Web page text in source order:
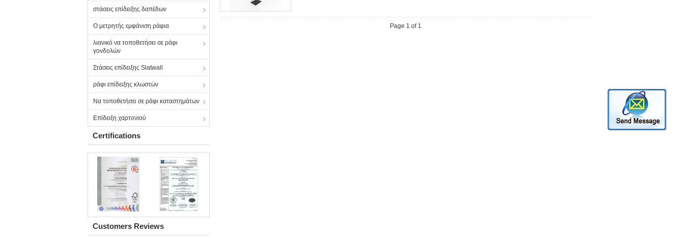
στάσεις επίδειξης δαπέδων
Ο μετρητής εμφάνιση ράφια
λιανικό να τοποθετήσει σε ράφι
γονδολών
Στάσεις επίδειξης Slatwall
ράφι επίδειξης κλωστών
Να τοποθετήσει σε ράφι καταστημάτων
Επίδειξη χαρτονιού
Certifications
Customers Reviews
Page 1 of 1